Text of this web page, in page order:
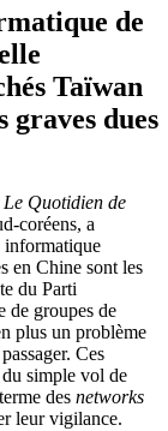
de
Taïwan
graves dues
Le Quotidien de
coréens, a
informatique
en Chine sont les
du Parti
de groupes de
plus un problème
Ces
du simple vol de
des networks
leur vigilance.